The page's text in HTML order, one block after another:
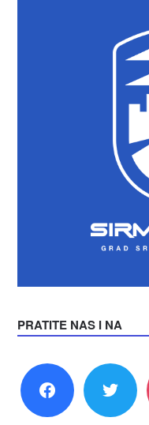
PRATITE NAS I NA
facebook twitter